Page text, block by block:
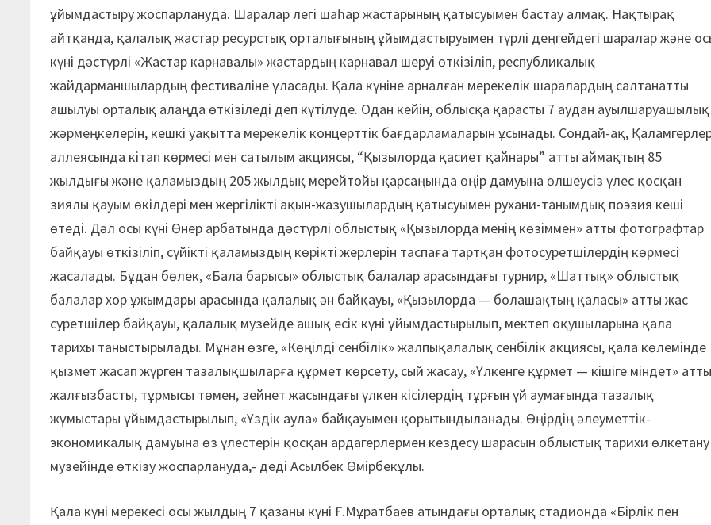
ұйымдастыру жоспарлануда. Шаралар легі шаһар жастарының қатысуымен бастау алмақ. Нақтырақ
айтқанда, қалалық жастар ресурстық орталығының ұйымдастыруымен түрлі деңгейдегі шаралар және
күні дәстүрлі «Жастар карнавалы» жастардың карнавал шеруі өткізіліп, республикалық
жайдарманшылардың фестиваліне ұласады. Қала күніне арналған мерекелік шаралардың салтанатты
ашылуы орталық алаңда өткізіледі деп күтілуде. Одан кейін, облысқа қарасты 7 аудан ауылшаруашылық
жәрмеңкелерін, кешкі уақытта мерекелік концерттік бағдарламаларын ұсынады. Сондай-ақ,
аллеясында кітап көрмесі мен сатылым акциясы, “Қызылорда қасиет қайнары” атты аймақтың 85
жылдығы және қаламыздың 205 жылдық мерейтойы қарсаңында өңір дамуына өлшеусіз үлес қосқан
зиялы қауым өкілдері мен жергілікті ақын-жазушылардың қатысуымен рухани-танымдық поэзия кеші
өтеді. Дәл осы күні Өнер арбатында дәстүрлі облыстық «Қызылорда менің көзіммен» атты фотографтар
байқауы өткізіліп, сүйікті қаламыздың көрікті жерлерін таспаға тартқан фотосуретшілердің көрмесі
жасалады. Бұдан бөлек, «Бала барысы» облыстық балалар арасындағы турнир, «Шаттық» облыстық
балалар хор ұжымдары арасында қалалық ән байқауы, «Қызылорда — болашақтың қаласы» атты жас
суретшілер байқауы, қалалық музейде ашық есік күні ұйымдастырылып, мектеп оқушыларына қала
тарихы таныстырылады. Мұнан өзге, «Көңілді сенбілік» жалпықалалық сенбілік акциясы, қала көлемінде
қызмет жасап жүрген тазалықшыларға құрмет көрсету, сый жасау, «Үлкенге құрмет — кішіге міндет»
жалғызбасты, тұрмысы төмен, зейнет жасындағы үлкен кісілердің тұрғын үй аумағында тазалық
жұмыстары ұйымдастырылып, «Үздік аула» байқауымен қорытындыланады. Өңірдің әлеуметтік-
экономикалық дамуына өз үлестерін қосқан ардагерлермен кездесу шарасын облыстық тарихи өлкетану
музейінде өткізу жоспарлануда,- деді Асылбек Өмірбекұлы.
Қала күні мерекесі осы жылдың 7 қазаны күні Ғ.Мұратбаев атындағы орталық стадионда «Бірлік пен